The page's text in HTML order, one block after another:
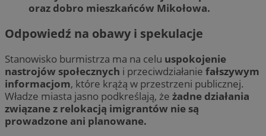
oraz dobro mieszkańców Mikołowa.
Odpowiedź na obawy i spekulacje
Stanowisko burmistrza ma na celu uspokojenie
nastrojów społecznych i przeciwdziałanie fałszywym
informacjom, które krążą w przestrzeni publicznej.
Władze miasta jasno podkreślają, że żadne działania
związane z relokacją imigrantów nie są
prowadzone ani planowane.